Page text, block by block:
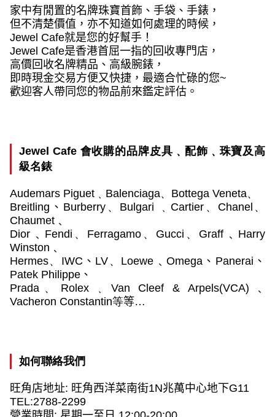
家中有閒置的名牌珠寶首飾、手袋、手錶，
但不清楚價值，亦不知道如何處理的時候，
Jewel Cafe就是您的好幫手！
Jewel Cafe是香港首屈一指的回收專門店，
高價回收名牌精品、高級腕錶，
即時現金交易方便又快捷，最適合忙碌的您~
歡迎客人帶同您的物品前來鑑定評估。
Jewel Cafe 會收購的品牌皮具﹑配飾﹑珠寶及高
級名錶
Audemars Piguet﹑ Balenciaga、 Bottega Veneta、
Breitling 、 Burberry 、 Bulgari Cartier 、 Chanel 、
Chaumet﹑
Dior﹑Fendi 、 Ferragamo、 Gucci 、 Graff﹑Harry
Winston﹑
Hermes、 IWC 、 LV 、 Loewe﹑Omega 、 Panerai 、
Patek Philippe、
Prada、 Rolex
Van Cleef & Arpels(VCA)﹑
Vacheron Constantin等等…
如何聯絡我們
旺角店地址: 旺角西洋菜南街1N兆萬中心地下G11
TEL:2788-2299